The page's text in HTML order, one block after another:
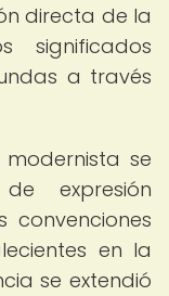
directa de la
significados
a través
se
expresión
convenciones
en la
se extendió